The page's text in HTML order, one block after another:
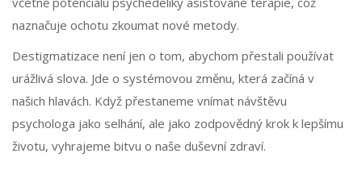
naznačuje ochotu zkoumat nové metody.
Destigmatizace není jen o tom, abychom přestali používat
urážlivá slova. Jde o systémovou změnu, která začíná v
našich hlavách. Když přestaneme vnímat návštěvu
psychologa jako selhání, ale jako zodpovědný krok k lepšímu
životu, vyhrajeme bitvu o naše duševní zdraví.